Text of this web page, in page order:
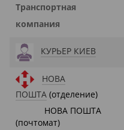
Транспортная
компания
КУРЬЕР КИЕВ
НОВА
ПОШТА (отделение)
НОВА ПОШТА
(почтомат)